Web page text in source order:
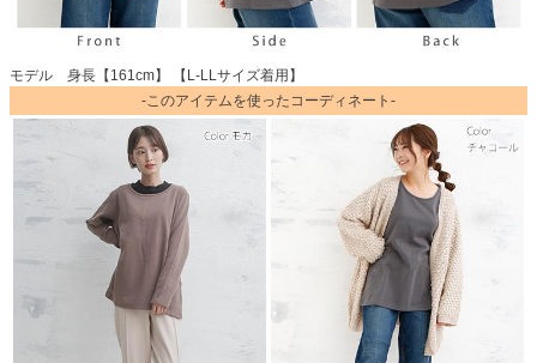
モデル 身長【161cm】 【L-LLサイズ着用】
-このアイテムを使ったコーディネート-